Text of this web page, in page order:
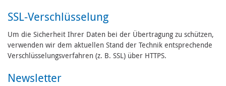
SSL-Verschlüsselung
Um die Sicherheit Ihrer Daten bei der Übertragung zu schützen,
verwenden wir dem aktuellen Stand der Technik entsprechende
Verschlüsselungsverfahren (z. B. SSL) über HTTPS.
Newsletter